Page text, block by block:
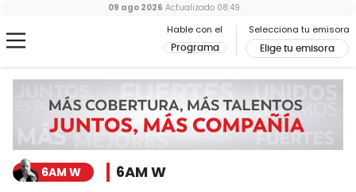
Hable con el
Programa
Selecciona tu emisora
Elige tu emisora
09 ago 2026 Actualizado 08:49
6AM W 6AM W